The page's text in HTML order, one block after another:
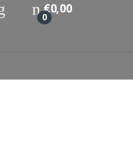
0
€0,00